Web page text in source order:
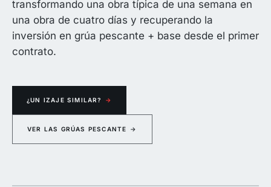
transformando una obra típica de una semana en
una obra de cuatro días y recuperando la
inversión en grúa pescante + base desde el primer
contrato.
¿UN IZAJE SIMILAR? →
VER LAS GRÚAS PESCANTE →